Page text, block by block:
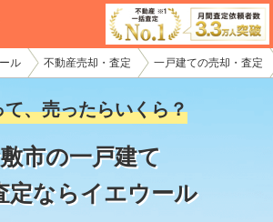
ル 不動産売却・査定 一戸建ての売却・査定
て、売ったらいくら？
市の一戸建て
定ならイエウール
の不動産会社様
査定